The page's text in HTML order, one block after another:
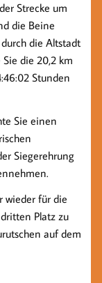
Strecke um
die Beine
die Altstadt
die 20,2 km
Stunden
Sie einen
Siegerehrung
wieder für die
Platz zu
auf dem